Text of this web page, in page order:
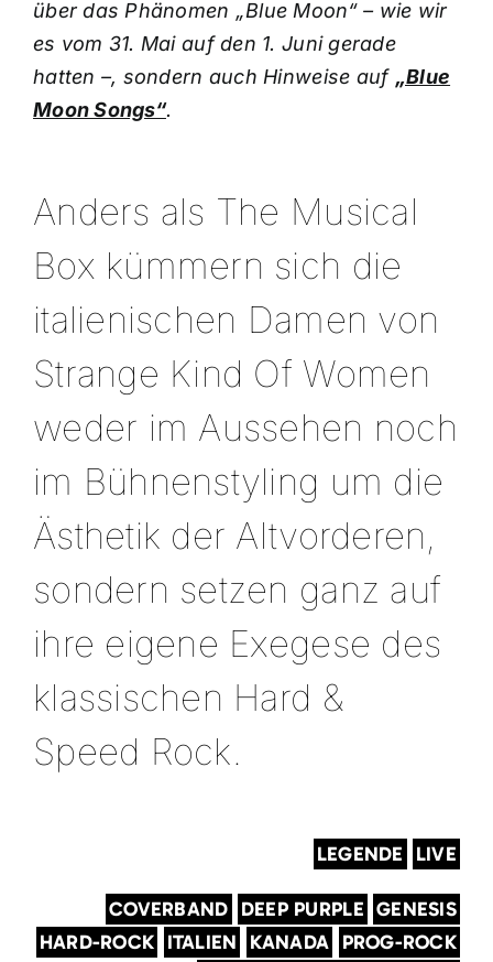
über das Phänomen „Blue Moon“ – wie wir
es vom 31. Mai auf den 1. Juni gerade
hatten –, sondern auch Hinweise auf „Blue
Moon Songs“.
Anders als The Musical
Box kümmern sich die
italienischen Damen von
Strange Kind Of Women
weder im Aussehen noch
im Bühnenstyling um die
Ästhetik der Altvorderen,
sondern setzen ganz auf
ihre eigene Exegese des
klassischen Hard &
Speed Rock.
LEGENDE LIVE
COVERBAND DEEP PURPLE GENESIS
HARD-ROCK ITALIEN KANADA PROG-ROCK